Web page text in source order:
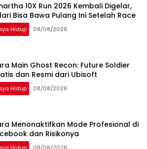
10X Run 2026 Kembali Digelar,
Bisa Bawa Pulang Ini Setelah Race
Hidup 08/08/2026
Main Ghost Recon: Future Soldier
dan Resmi dari Ubisoft
Hidup 08/08/2026
Menonaktifkan Mode Profesional di
dan Risikonya
Hidup 08/08/2026